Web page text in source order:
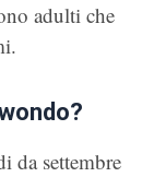
adulti che
da settembre